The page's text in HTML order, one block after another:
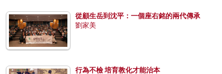
從顧生岳到沈平：一個座右銘的兩代傳承
劉家美
行為不檢 培育教化才能治本